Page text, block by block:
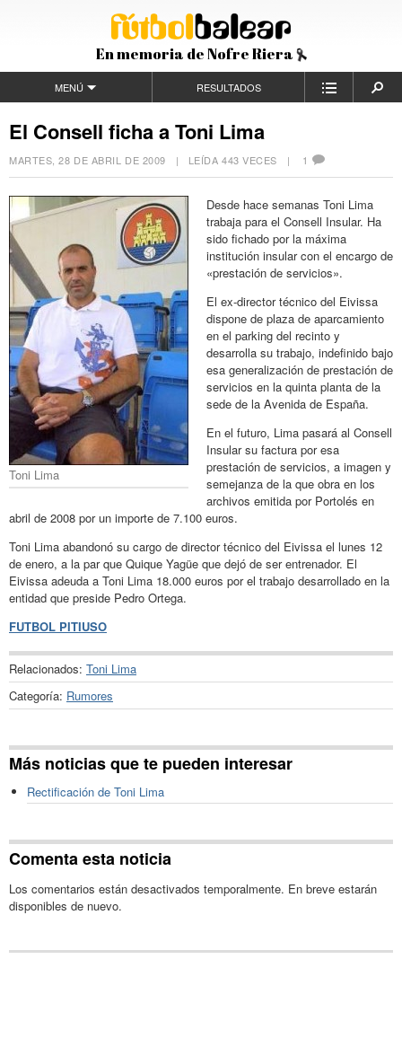
En memoria de Nofre Riera
MENÚ RESULTADOS
El Consell ficha a Toni Lima
MARTES, 28 DE ABRIL DE 2009 | LEÍDA 443 VECES | 1
Toni Lima
Desde hace semanas Toni Lima
trabaja para el Consell Insular. Ha
sido fichado por la máxima
institución insular con el encargo de
«prestación de servicios».
El ex-director técnico del Eivissa
dispone de plaza de aparcamiento
en el parking del recinto y
desarrolla su trabajo, indefinido bajo
esa generalización de prestación de
servicios en la quinta planta de la
sede de la Avenida de España.
En el futuro, Lima pasará al Consell
Insular su factura por esa
prestación de servicios, a imagen y
semejanza de la que obra en los
archivos emitida por Portolés en
abril de 2008 por un importe de 7.100 euros.
Toni Lima abandonó su cargo de director técnico del Eivissa el lunes 12
de enero, a la par que Quique Yagüe que dejó de ser entrenador. El
Eivissa adeuda a Toni Lima 18.000 euros por el trabajo desarrollado en la
entidad que preside Pedro Ortega.
FUTBOL PITIUSO
Relacionados: Toni Lima
Categoría: Rumores
Más noticias que te pueden interesar
Rectificación de Toni Lima
Comenta esta noticia
Los comentarios están desactivados temporalmente. En breve estarán
disponibles de nuevo.